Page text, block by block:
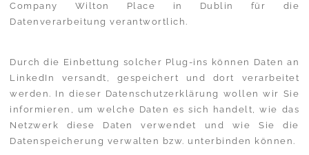
Company Wilton Place in Dublin für die
Datenverarbeitung verantwortlich.
Durch die Einbettung solcher Plug-ins können Daten an
LinkedIn versandt, gespeichert und dort verarbeitet
werden. In dieser Datenschutzerklärung wollen wir Sie
informieren, um welche Daten es sich handelt, wie das
Netzwerk diese Daten verwendet und wie Sie die
Datenspeicherung verwalten bzw. unterbinden können.